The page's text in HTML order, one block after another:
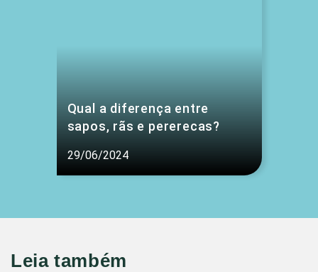
Qual a diferença entre
sapos, rãs e pererecas?
29/06/2024
Leia também